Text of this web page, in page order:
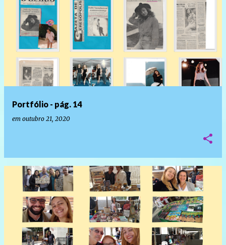
Portfólio - pág. 14
em outubro 21, 2020